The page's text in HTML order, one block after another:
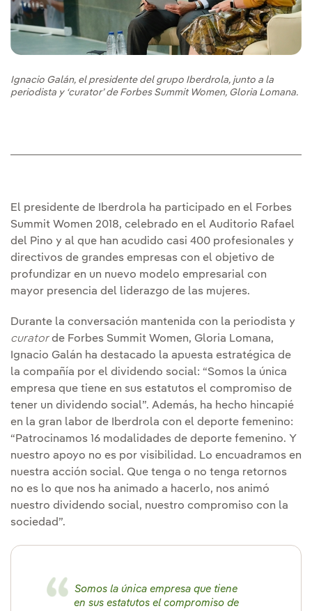
Ignacio Galán, el presidente del grupo Iberdrola, junto a la
periodista y ‘curator’ de Forbes Summit Women, Gloria Lomana.
El presidente de Iberdrola ha participado en el Forbes
Summit Women 2018, celebrado en el Auditorio Rafael
del Pino y al que han acudido casi 400 profesionales y
directivos de grandes empresas con el objetivo de
profundizar en un nuevo modelo empresarial con
mayor presencia del liderazgo de las mujeres.
Durante la conversación mantenida con la periodista y
curatorde Forbes Summit Women, Gloria Lomana,
Ignacio Galán ha destacado la apuesta estratégica de
la compañía por el dividendo social: “Somos la única
empresa que tiene en sus estatutos el compromiso de
tener un dividendo social”. Además, ha hecho hincapié
en la gran labor de Iberdrola con el deporte femenino:
“Patrocinamos 16 modalidades de deporte femenino. Y
nuestro apoyo no es por visibilidad. Lo encuadramos en
nuestra acción social. Que tenga o no tenga retornos
no es lo que nos ha animado a hacerlo, nos animó
nuestro dividendo social, nuestro compromiso con la
sociedad”.
Somos la única empresa que tiene
en sus estatutos el compromiso de